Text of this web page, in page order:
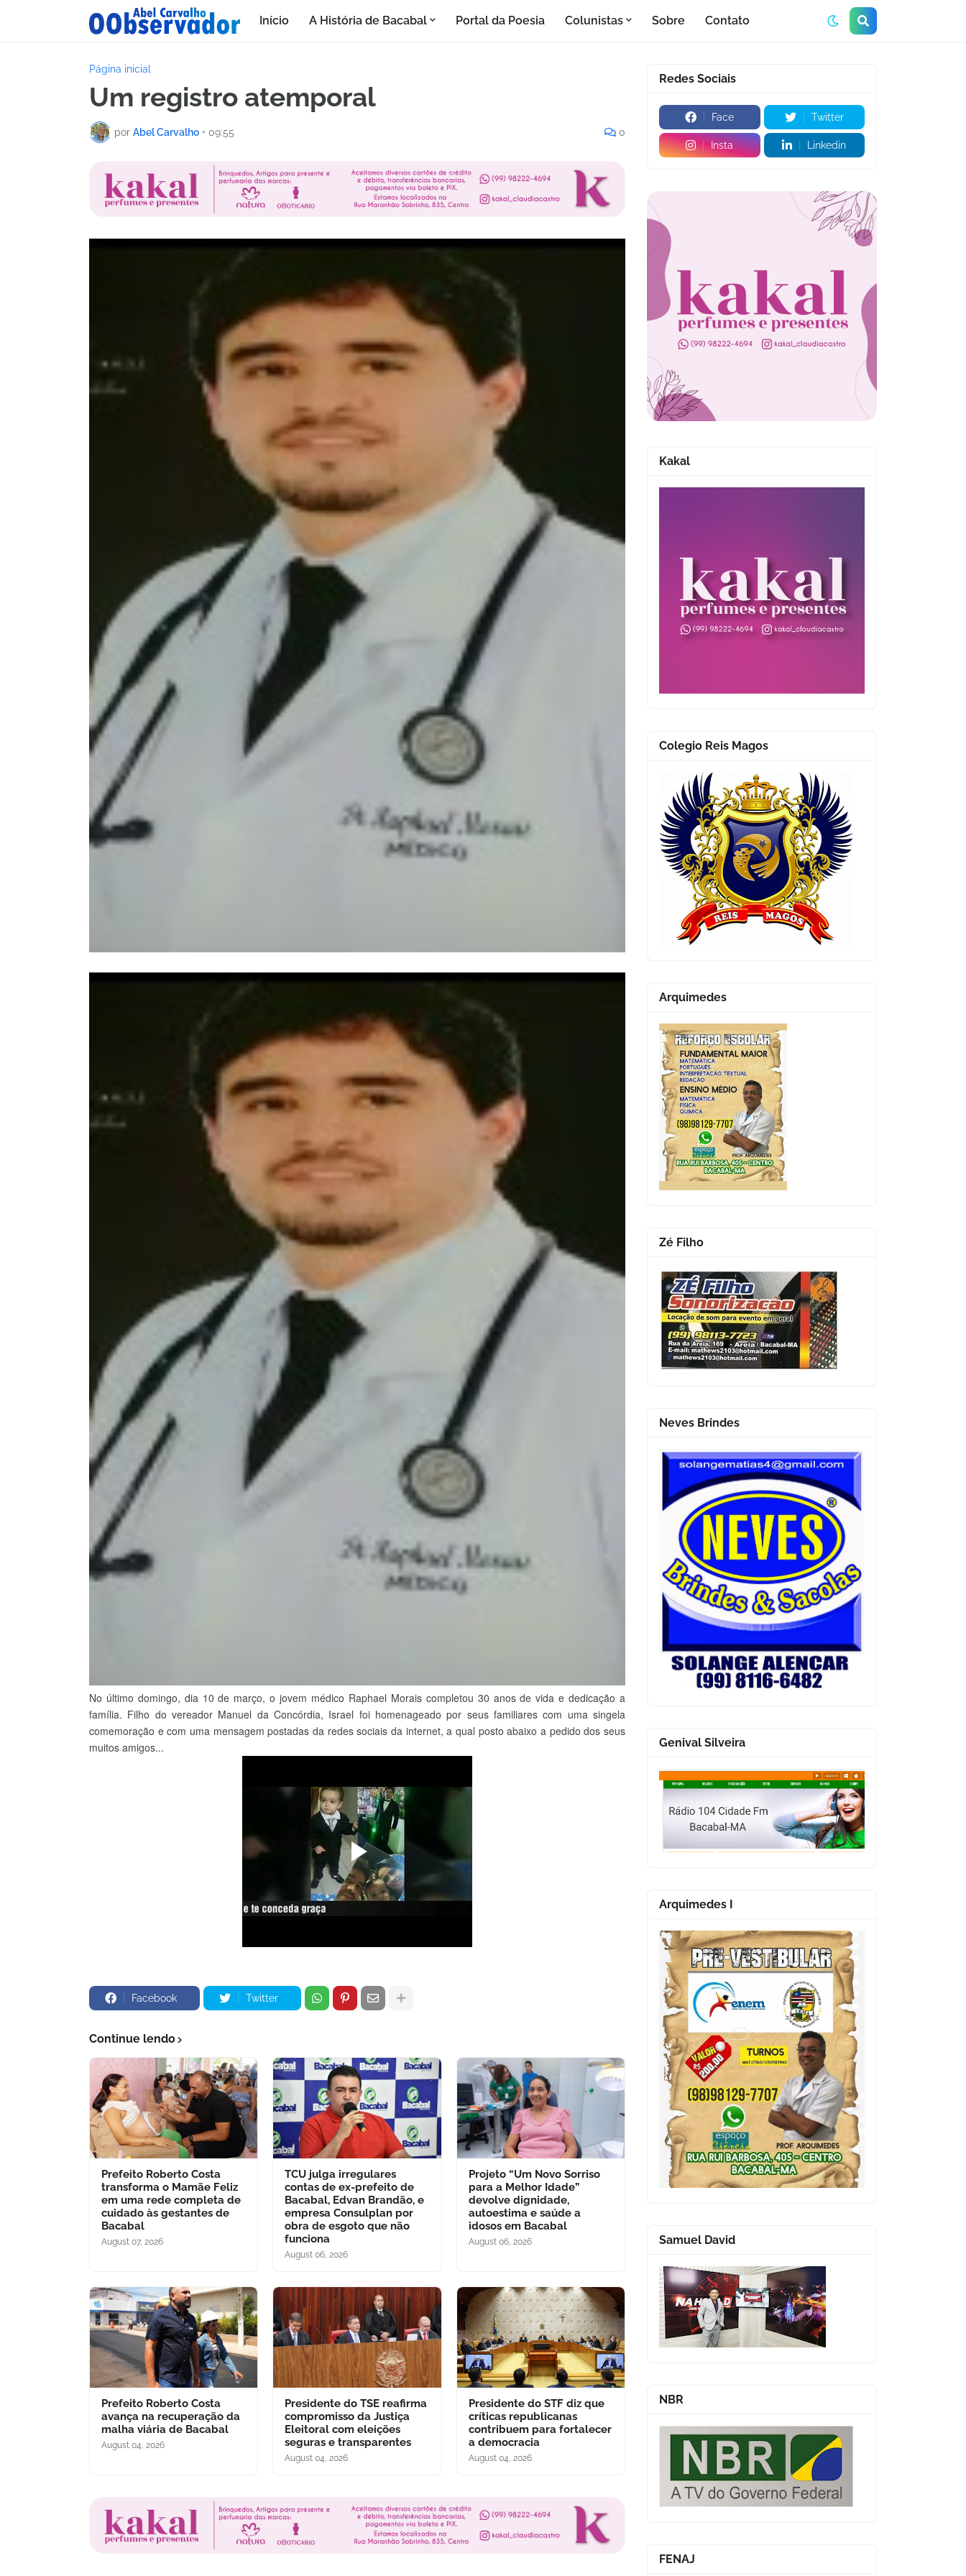
Início A História de Bacabal Portal da Poesia Colunistas Sobre Contato
Página inicial
Um registro atemporal
por Abel Carvalho • 09:55 0
No último domingo, dia 10 de março, o jovem médico Raphael Morais completou 30 anos de vida e dedicação a
família. Filho do vereador Manuel da Concórdia, Israel foi homenageado por seus familiares com uma singela
comemoração e com uma mensagem postadas da redes sociais da internet, a qual posto abaixo a pedido dos seus
muitos amigos...
Facebook Twitter
Continue lendo
Prefeito Roberto Costa
transforma o Mamãe Feliz
em uma rede completa de
cuidado às gestantes de
Bacabal
August 07, 2026
TCU julga irregulares
contas de ex-prefeito de
Bacabal, Edvan Brandão, e
empresa Consulplan por
obra de esgoto que não
funciona
August 06, 2026
Projeto “Um Novo Sorriso
para a Melhor Idade”
devolve dignidade,
autoestima e saúde a
idosos em Bacabal
August 06, 2026
Prefeito Roberto Costa
avança na recuperação da
malha viária de Bacabal
August 04, 2026
Presidente do TSE reafirma
compromisso da Justiça
Eleitoral com eleições
seguras e transparentes
August 04, 2026
Presidente do STF diz que
críticas republicanas
contribuem para fortalecer
a democracia
August 04, 2026
Redes Sociais
Face Twitter
Insta Linkedin
Kakal
Colegio Reis Magos
Arquimedes
Zé Filho
Neves Brindes
Genival Silveira
Arquimedes I
Samuel David
NBR
FENAJ